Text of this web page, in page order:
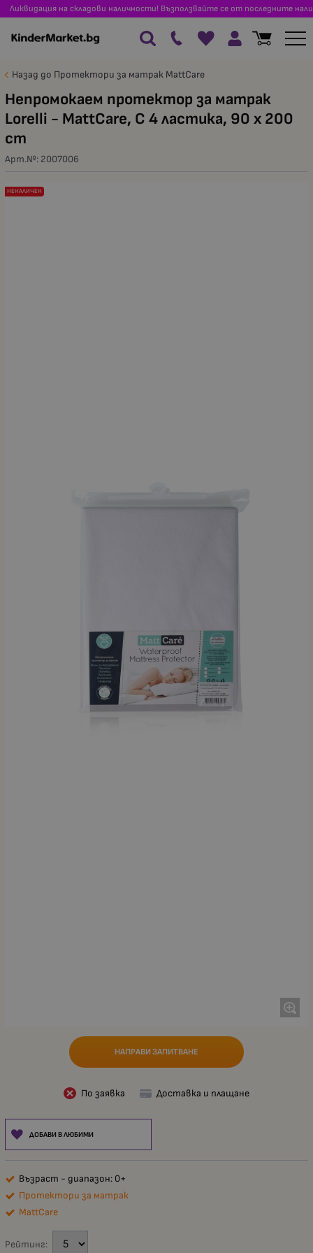
Ликвидация на складови наличности! Възползвайте се от последните
Назад до Протектори за матрак MattCare
Непромокаем протектор за матрак
Lorelli - MattCare, С 4 ластика, 90 х 200
сm
Арт.№: 2007006
НЕНАЛИЧЕН
НАПРАВИ ЗАПИТВАНЕ
По заявка Доставка и плащане
ДОБАВИ В ЛЮБИМИ
Възраст - диапазон: 0+
Протектори за матрак
MattCare
Рейтинг: